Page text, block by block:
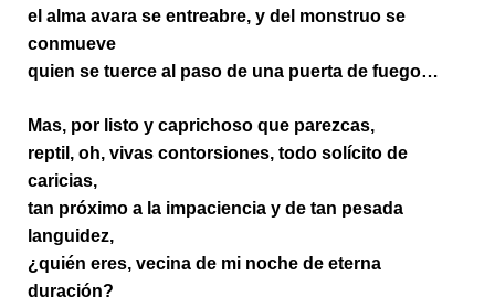
el alma avara se entreabre, y del monstruo se
conmueve
quien se tuerce al paso de una puerta de fuego…
Mas, por listo y caprichoso que parezcas,
reptil, oh, vivas contorsiones, todo solícito de
caricias,
tan próximo a la impaciencia y de tan pesada
languidez,
¿quién eres, vecina de mi noche de eterna
duración?